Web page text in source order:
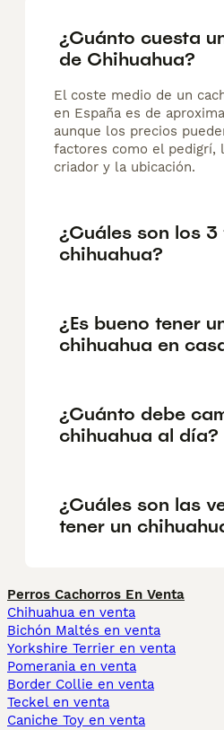
¿Cuánto cuesta
de Chihuahua?
El coste medio de un
en España es de
aunque los precios
factores como el pedigrí,
criador y la ubicación.
¿Cuáles son los
chihuahua?
¿Es bueno tener
chihuahua en
¿Cuánto debe
chihuahua al día?
¿Cuáles son las
tener un
Perros Cachorros En Venta
Chihuahua en venta
Bichón Maltés en venta
Yorkshire Terrier en venta
Pomerania en venta
Border Collie en venta
Teckel en venta
Caniche Toy en venta